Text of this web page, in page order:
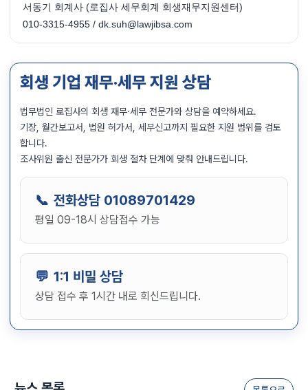
서동기 회계사 (로집사 세무회계 회생재무지원센터)
010-3315-4955 / dk.suh@lawjibsa.com
회생 기업 재무·세무 지원 상담
법무법인 로집사의 회생 재무·세무 전문가와 상담을 예약하세요.
기장, 월간보고서, 법원 허가서, 세무신고까지 필요한 지원 범위를 검토
합니다.
조사위원 출신 전문가가 회생 절차 단계에 맞춰 안내드립니다.
전화상담 01089701429
평일 09-18시 상담접수 가능
1:1 비밀 상담
상담 접수 후 1시간 내로 회신드립니다.